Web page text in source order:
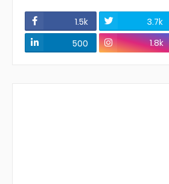
1.5k 3.7k
500
1.8k